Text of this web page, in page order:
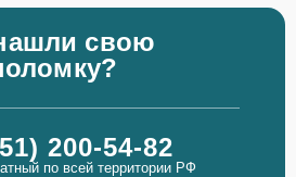
свою
200-54-82
по всей территории РФ